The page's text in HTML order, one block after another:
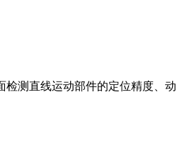
测直线运动部件的定位精度、动